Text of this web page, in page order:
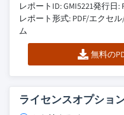
レポートID: GMI5221発行日:
レポート形式: PDF/エクセ
ム
無料の
ライセンスオプショ